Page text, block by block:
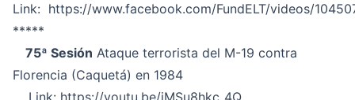
Link: https://www.facebook.com/FundELT/videos/
*****
75ª Sesión Ataque terrorista del M-19 contra
Florencia (Caquetá) en 1984